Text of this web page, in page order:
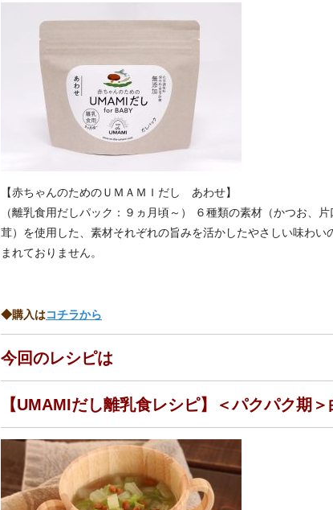
【赤ちゃんのためのＵＭＡＭＩだし あわせ】
（離乳食用だしパック：９ヵ月頃～） ６種類の素材（かつお、
茸）を使用した、素材それぞれの旨みを活かしたやさしい味わ
まれておりません。
◆購入はコチラから
今回のレシピは
【UMAMIだし離乳食レシピ】＜パクパク期